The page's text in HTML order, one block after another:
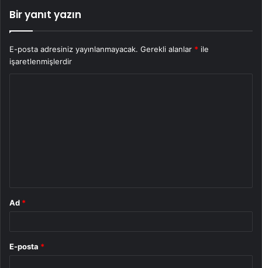
Bir yanıt yazın
E-posta adresiniz yayınlanmayacak. Gerekli alanlar * ile
işaretlenmişlerdir
Ad *
E-posta *